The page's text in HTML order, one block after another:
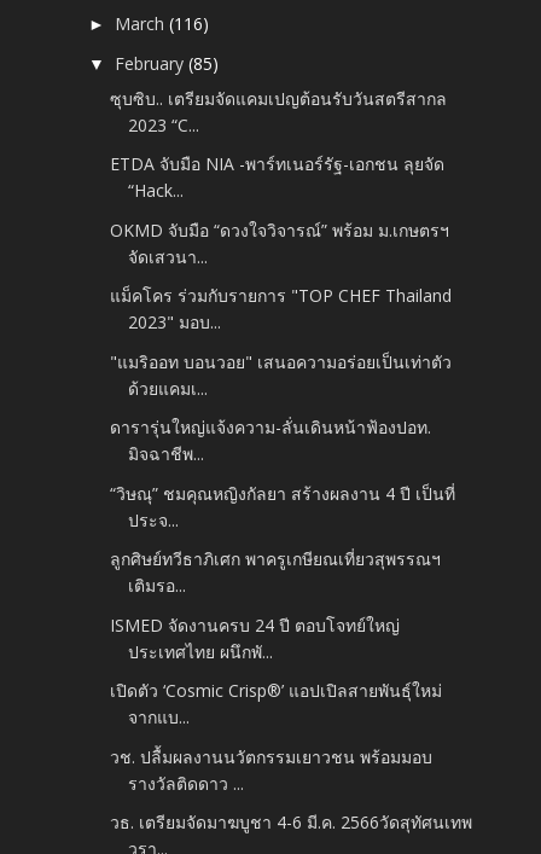
► March(116)
▼ February(85)
ซุบซิบ.. เตรียมจัดแคมเปญต้อนรับวันสตรีสากล
2023 “C...
ETDA จับมือ NIA -​พาร์ทเนอร์รัฐ-เอกชน ลุยจัด
“Hack...
OKMD จับมือ “ดวงใจวิจารณ์” พร้อม ม.เกษตรฯ
จัดเสวนา...
แม็คโคร ร่วมกับรายการ "TOP CHEF Thailand
2023" มอบ...
"แมริออท บอนวอย" เสนอความอร่อยเป็นเท่าตัว
ด้วยแคมเ...
ดารารุ่นใหญ่แจ้งความ-ลั่นเดินหน้าฟ้องปอท.
มิจฉาชีพ...
“วิษณุ” ชมคุณหญิงกัลยา สร้างผลงาน 4 ปี เป็นที่
ประจ...
ลูกศิษย์ทวีธาภิเศก พาครูเกษียณเที่ยวสุพรรณฯ
เติมรอ...
ISMED จัดงานครบ 24 ปี ตอบโจทย์ใหญ่
ประเทศไทย ผนึกพั...
เปิดตัว ‘Cosmic Crisp®’ แอปเปิลสายพันธุ์ใหม่
จากแบ...
วช. ปลื้มผลงานนวัตกรรมเยาวชน พร้อมมอบ
รางวัลติดดาว ...
วธ. เตรียมจัดมาฆบูชา 4-6 มี.ค. 2566วัดสุทัศนเทพ
วรา...